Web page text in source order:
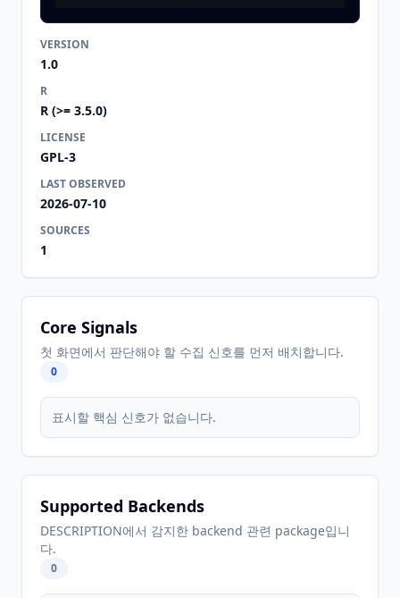
VERSION
1.0
R
R (>= 3.5.0)
LICENSE
GPL-3
LAST OBSERVED
2026-07-10
SOURCES
1
Core Signals
첫 화면에서 판단해야 할 수집 신호를 먼저 배치합니다.
0
표시할 핵심 신호가 없습니다.
Supported Backends
DESCRIPTION에서 감지한 backend 관련 package입니
다.
0